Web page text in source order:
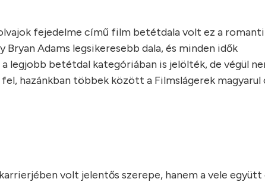
fejedelme című film betétdala volt ez a
Adams legsikeresebb dala, és minden idők
legjobb betétdal kategóriában is jelölték, de végül
hazánkban többek között a Filmslágerek magyarul
volt jelentős szerepe, hanem a vele együtt